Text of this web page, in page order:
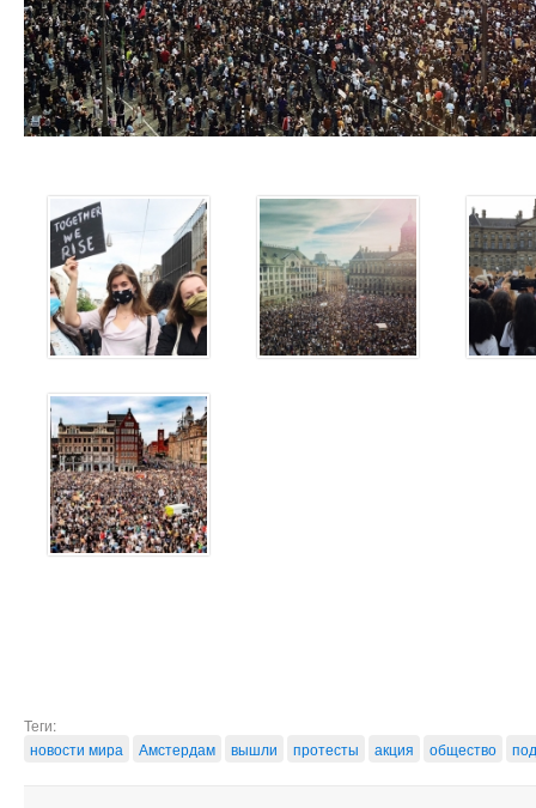
Теги:
новости мира
Амстердам вышли протесты акция общество